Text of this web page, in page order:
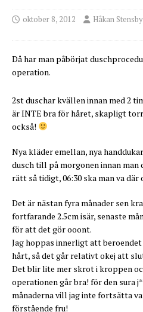
oktober 8, 2012 Håkan Stensby
Då har man påbörjat
operation.
2st duschar kvällen innan med 2
är INTE bra för håret, skapligt
också!
Nya kläder emellan, nya
dusch till på morgonen innan
rätt så tidigt, 06:30 ska man va där
Det är nästan fyra månader sen
fortfarande 2.5cm isär, senaste
för att det gör ooont.
Jag hoppas innerligt att
hårt, så det går relativt okej att
Det blir lite mer skrot i kroppen
operationen går bra! för den sura
månaderna vill jag inte fortsätta
förstående fru!